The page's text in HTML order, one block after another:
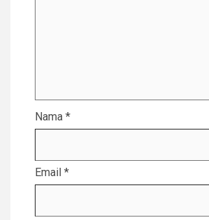
Nama *
Email *